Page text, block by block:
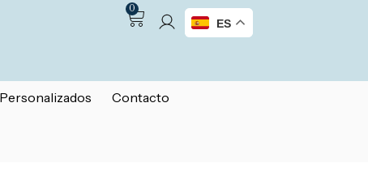
0
ES
Personalizados Contacto